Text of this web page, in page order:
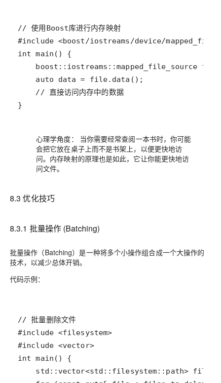
// 使用Boost库进行内存映射
    // 直接访问内存中的数据
}
心理学角度：
当你需要经常查阅一本书时，你可能
会把它放在桌子上而不是书架上，以便更快地访
问。内存映射的原理也是如此，它让你能更快地访
问文件。
8.3 优化技巧
8.3.1 批量操作 (Batching)
批量操作（Batching）是一种将多个小操作组合成一个大操作的
技术，以减少总体开销。
代码示例：
// 批量删除文件
#include <vector>